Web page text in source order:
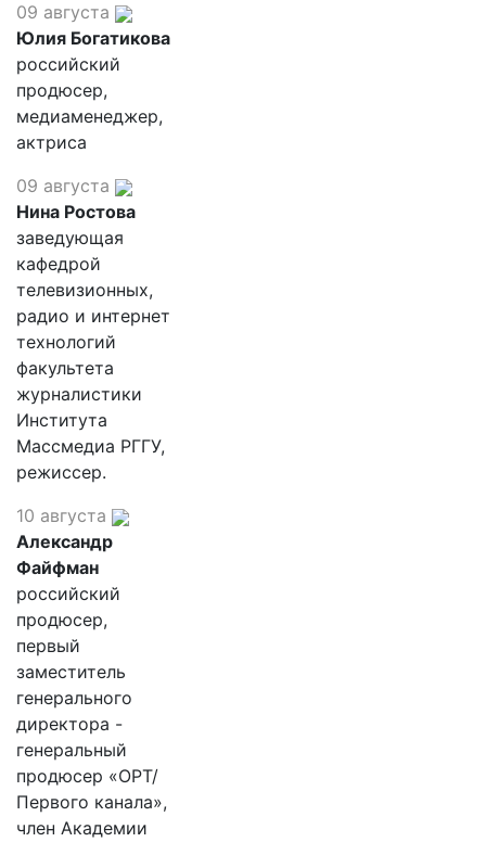
09 августа
Юлия Богатикова
российский
продюсер,
медиаменеджер,
актриса
09 августа
Нина Ростова
заведующая
кафедрой
телевизионных,
радио и интернет
технологий
факультета
журналистики
Института
Массмедиа РГГУ,
режиссер.
10 августа
Александр
Файфман
российский
продюсер,
первый
заместитель
генерального
директора -
генеральный
продюсер «ОРТ/
Первого канала»,
член Академии